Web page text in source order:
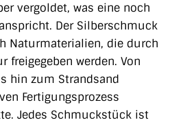
vergoldet, was eine noch
Der Silberschmuck
Naturmaterialien, die durch
freigegeben werden. Von
hin zum Strandsand
Fertigungsprozess
Jedes Schmuckstück ist